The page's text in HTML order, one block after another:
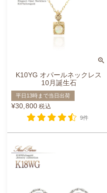
K10YG オパールネックレス
10月誕生石
平日13時まで当日出荷
¥30,800 税込
9件